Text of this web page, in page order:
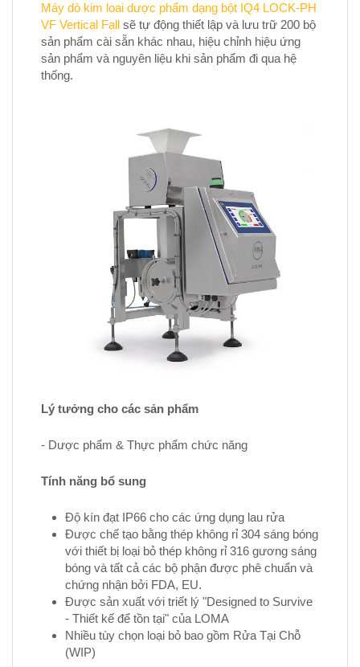
Máy dò kim loai dược phẩm dạng bột IQ4 LOCK-PH
VF Vertical Fall sẽ tự động thiết lập và lưu trữ 200 bộ
sản phẩm cài sẵn khác nhau, hiệu chỉnh hiệu ứng
sản phẩm và nguyên liệu khi sản phẩm đi qua hệ
thống.
Lý tưởng cho các sản phẩm
- Dược phẩm & Thực phẩm chức năng
Tính năng bổ sung
Độ kín đạt IP66 cho các ứng dụng lau rửa
Được chế tạo bằng thép không rỉ 304 sáng bóng
với thiết bị loại bỏ thép không rỉ 316 gương sáng
bóng và tất cả các bộ phận được phê chuẩn và
chứng nhận bởi FDA, EU.
Được sản xuất với triết lý "Designed to Survive
- Thiết kế để tồn tại" của LOMA
Nhiều tùy chọn loại bỏ bao gồm Rửa Tại Chỗ
(WIP)